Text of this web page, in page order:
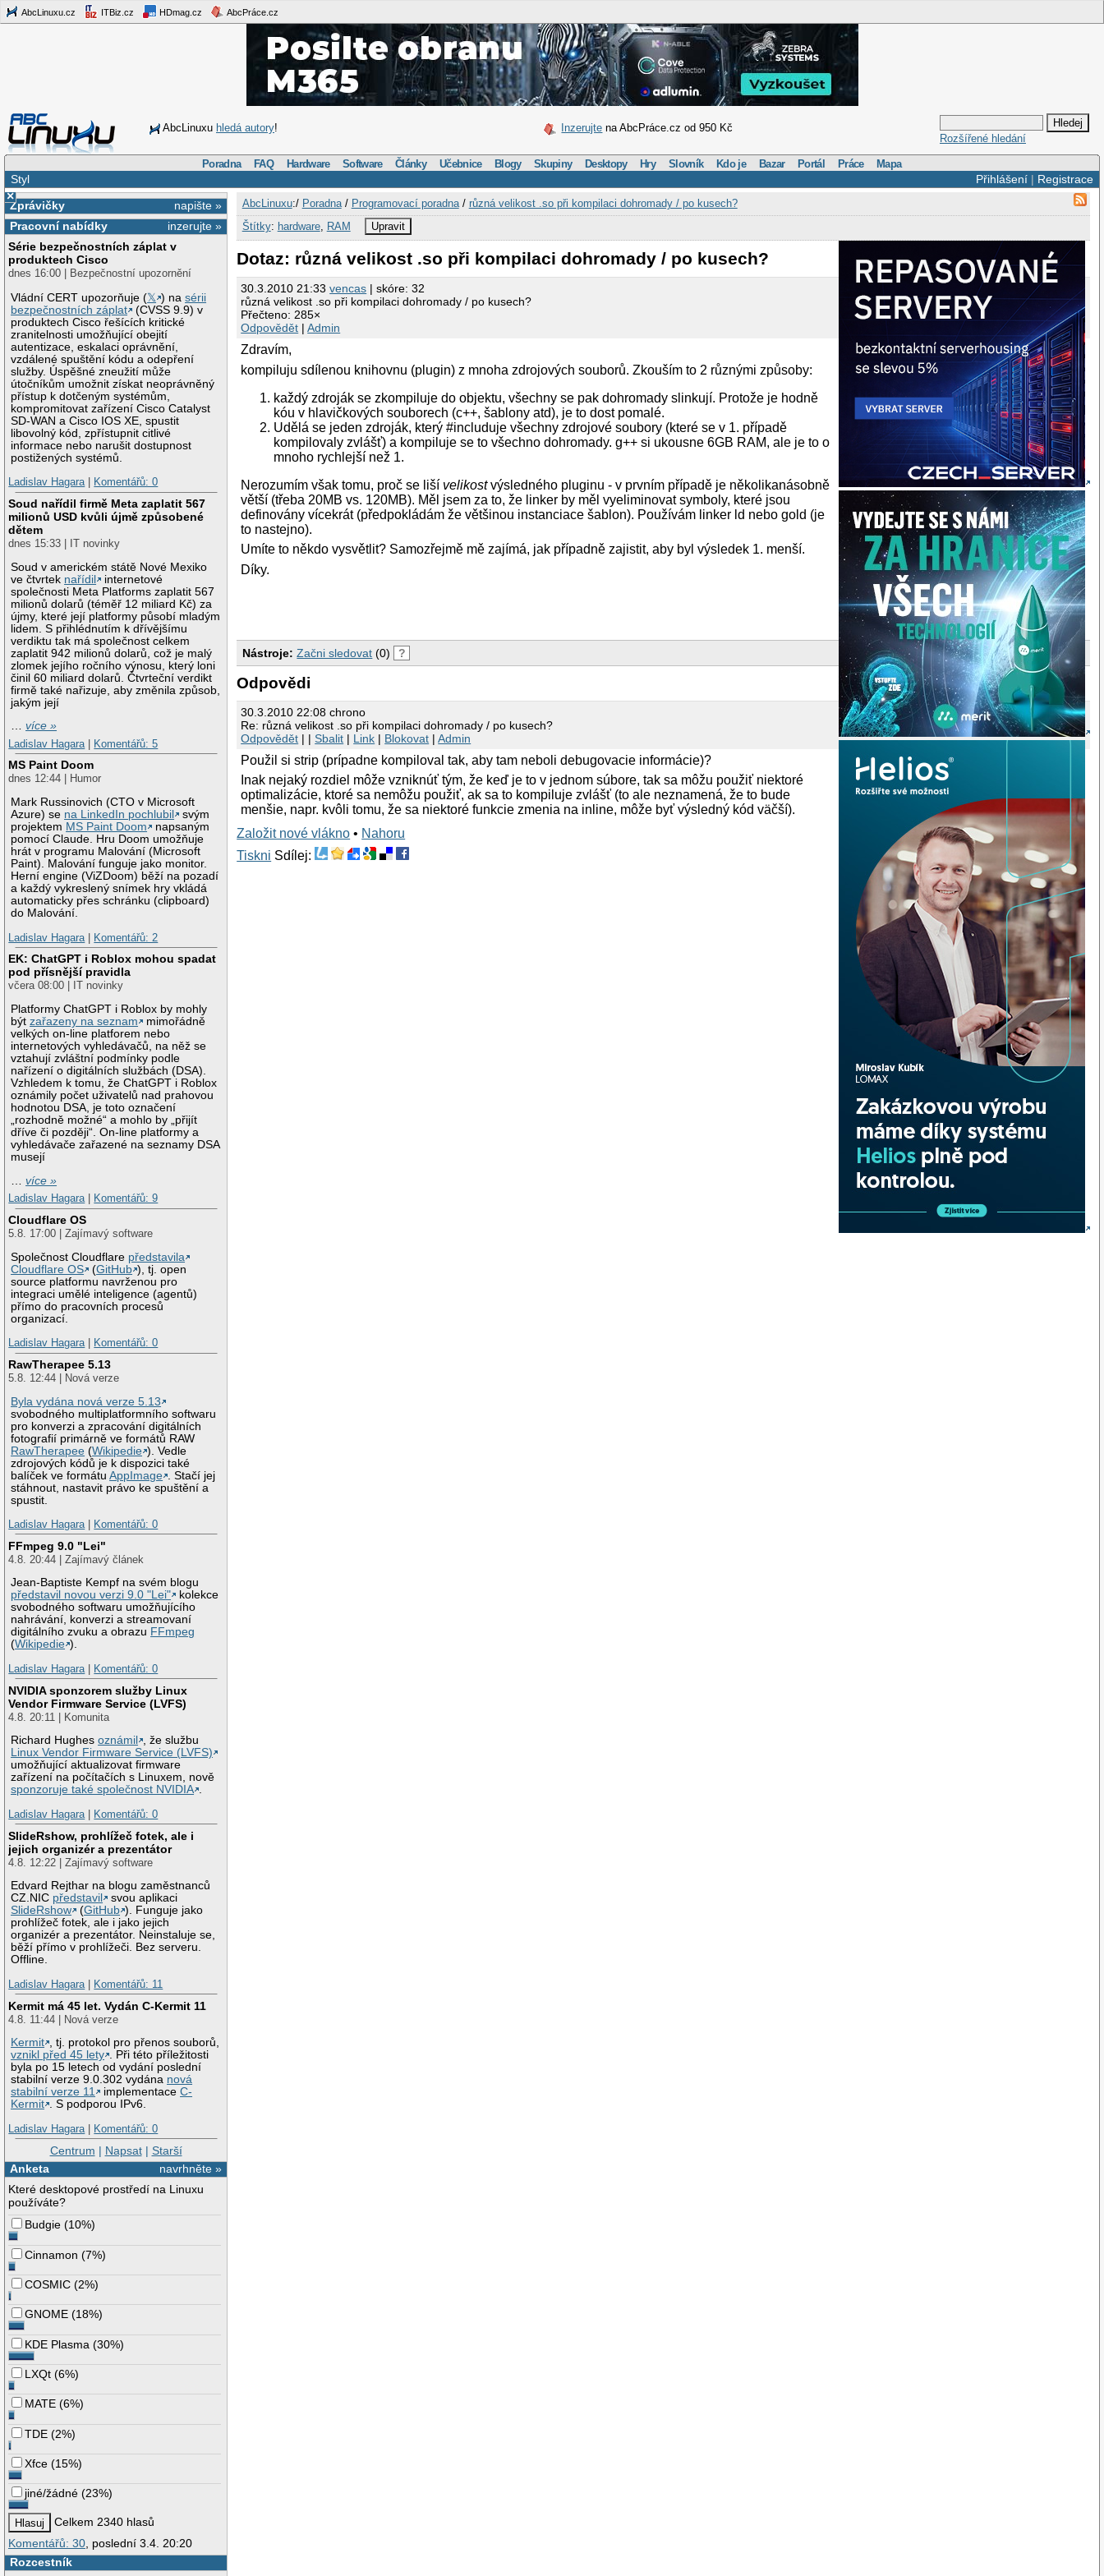
AbcLinuxu.cz ITBiz.cz HDmag.cz AbcPráce.cz
AbcLinuxu hledá autory! Inzerujte na AbcPráce.cz od 950 Kč
Rozšířené hledání
Poradna FAQ Hardware Software Články Učebnice Blogy Skupiny Desktopy Hry Slovník Kdo je Bazar Portál Práce Mapa
Přihlášení| Registrace
Styl
×
napište »
Zprávičky
inzerujte »
Pracovní nabídky
Série bezpečnostních záplat v
produktech Cisco
dnes 16:00 | Bezpečnostní upozornění
Vládní CERT upozorňuje (𝕏 ) nasérii
bezpečnostních záplat
(CVSS 9.9) v
produktech Cisco řešících kritické
zranitelnosti umožňující obejití
autentizace, eskalaci oprávnění,
vzdálené spuštění kódu a odepření
služby. Úspěšné zneužití může
útočníkům umožnit získat neoprávněný
přístup k dotčeným systémům,
kompromitovat zařízení Cisco Catalyst
SD-WAN a Cisco IOS XE, spustit
libovolný kód, zpřístupnit citlivé
informace nebo narušit dostupnost
postižených systémů.
Ladislav Hagara| Komentářů: 0
Soud nařídil firmě Meta zaplatit 567
milionů USD kvůli újmě způsobené
dětem
dnes 15:33 | IT novinky
Soud v americkém státě Nové Mexiko
ve čtvrtek nařídil
internetové
společnosti Meta Platforms zaplatit 567
milionů dolarů (téměř 12 miliard Kč) za
újmy, které její platformy působí mladým
lidem. S přihlédnutím k dřívějšímu
verdiktu tak má společnost celkem
zaplatit 942 milionů dolarů, což je malý
zlomek jejího ročního výnosu, který loni
činil 60 miliard dolarů. Čtvrteční verdikt
firmě také nařizuje, aby změnila způsob,
jakým její
…více »
Ladislav Hagara
Komentářů: 5
MS Paint Doom
dnes 12:44 | Humor
Mark Russinovich (CTO v Microsoft
Azure) se na LinkedIn pochlubil
svým
projektem MS Paint Doom
napsaným
pomocí Claude. Hru Doom umožňuje
hrát v programu Malování (Microsoft
Paint). Malování funguje jako monitor.
Herní engine (ViZDoom) běží na pozadí
a každý vykreslený snímek hry vkládá
automaticky přes schránku (clipboard)
do Malování.
Ladislav Hagara
Komentářů: 2
EK: ChatGPT i Roblox mohou spadat
pod přísnější pravidla
včera 08:00 | IT novinky
Platformy ChatGPT i Roblox by mohly
býtzařazeny na seznam
mimořádně
velkých on-line platforem nebo
internetových vyhledávačů, na něž se
vztahují zvláštní podmínky podle
nařízení o digitálních službách (DSA).
Vzhledem k tomu, že ChatGPT i Roblox
oznámily počet uživatelů nad prahovou
hodnotou DSA, je toto označení
„rozhodně možné“ a mohlo by „přijít
dříve či později“. On-line platformy a
vyhledávače zařazené na seznamy DSA
musejí
…více »
Ladislav Hagara| Komentářů: 9
Cloudflare OS
5.8. 17:00 | Zajímavý software
Společnost Cloudflare představila
Cloudflare OS
(GitHub ), tj. open
source platformu navrženou pro
integraci umělé inteligence (agentů)
přímo do pracovních procesů
organizací.
Ladislav Hagara| Komentářů: 0
RawTherapee 5.13
5.8. 12:44 | Nová verze
Byla vydána nová verze 5.13
svobodného multiplatformního softwaru
pro konverzi a zpracování digitálních
fotografií primárně ve formátů RAW
RawTherapee (Wikipedie ). Vedle
zdrojových kódů je k dispozici také
balíček ve formátuAppImage
. Stačí jej
stáhnout, nastavit právo ke spuštění a
spustit.
Ladislav Hagara| Komentářů: 0
FFmpeg 9.0 "Lei"
4.8. 20:44 | Zajímavý článek
Jean-Baptiste Kempf na svém blogu
představil novou verzi 9.0 "Lei"
kolekce
svobodného softwaru umožňujícího
nahrávání, konverzi a streamovaní
digitálního zvuku a obrazu FFmpeg
(Wikipedie ).
Ladislav Hagara| Komentářů: 0
NVIDIA sponzorem služby Linux
Vendor Firmware Service (LVFS)
4.8. 20:11 | Komunita
Richard Hughesoznámil
, že službu
Linux Vendor Firmware Service (LVFS)
umožňující aktualizovat firmware
zařízení na počítačích s Linuxem, nově
sponzoruje také společnost NVIDIA .
Ladislav Hagara| Komentářů: 0
SlideRshow, prohlížeč fotek, ale i
jejich organizér a prezentátor
4.8. 12:22 | Zajímavý software
Edvard Rejthar na blogu zaměstnanců
CZ.NIC představil
svou aplikaci
SlideRshow
(GitHub ). Funguje jako
prohlížeč fotek, ale i jako jejich
organizér a prezentátor. Neinstaluje se,
běží přímo v prohlížeči. Bez serveru.
Offline.
Ladislav Hagara| Komentářů: 11
Kermit má 45 let. Vydán C-Kermit 11
4.8. 11:44 | Nová verze
Kermit , tj. protokol pro přenos souborů,
vznikl před 45 lety . Při této příležitosti
byla po 15 letech od vydání poslední
stabilní verze 9.0.302 vydána nová
stabilní verze 11
implementaceC-
Kermit . S podporou IPv6.
Ladislav Hagara| Komentářů: 0
Centrum | Napsat| Starší
navrhněte »
Anketa
Které desktopové prostředí na Linuxu
používáte?
Budgie (10%)
Cinnamon (7%)
COSMIC (2%)
GNOME (18%)
KDE Plasma (30%)
LXQt (6%)
MATE (6%)
TDE (2%)
Xfce (15%)
jiné/žádné (23%)
Celkem 2340 hlasů
Komentářů: 30 , poslední 3.4. 20:20
Rozcestník
AbcLinuxu:/ Poradna/ Programovací poradna/ různá velikost .so při kompilaci dohromady / po kusech?
Štítky: hardware, RAM Upravit
Dotaz: různá velikost .so při kompilaci dohromady / po kusech?
30.3.2010 21:33vencas | skóre: 32
různá velikost .so při kompilaci dohromady / po kusech?
Přečteno: 285×
Odpovědět |Admin
Zdravím,
kompiluju sdílenou knihovnu (plugin) z mnoha zdrojových souborů. Zkouším to 2 různými způsoby:
každý zdroják se zkompiluje do objektu, všechny se pak dohromady slinkují. Protože je hodně
kóu v hlavičkových souborech (c++, šablony atd), je to dost pomalé.
Udělá se jeden zdroják, který #includuje všechny zdrojové soubory (které se v 1. případě
kompilovaly zvlášť) a kompiluje se to všechno dohromady. g++ si ukousne 6GB RAM, ale je to o
mnoho rychlejší než 1.
Nerozumím však tomu, proč se liší velikostvýsledného pluginu - v prvním případě je několikanásobně
větší (třeba 20MB vs. 120MB). Měl jsem za to, že linker by měl vyeliminovat symboly, které jsou
definovány vícekrát (předpokládám že většinou instanciace šablon). Používám linker ld nebo gold (je
to nastejno).
Umíte to někdo vysvětlit? Samozřejmě mě zajímá, jak případně zajistit, aby byl výsledek 1. menší.
Díky.
Nástroje: Začni sledovat (0) ?
Odpovědi
30.3.2010 22:08 chrono
Re: různá velikost .so při kompilaci dohromady / po kusech?
Odpovědět | |Sbalit | Link | Blokovat |Admin
Použil si strip (prípadne kompiloval tak, aby tam neboli debugovacie informácie)?
Inak nejaký rozdiel môže vzniknúť tým, že keď je to v jednom súbore, tak sa môžu použiť niektoré
optimalizácie, ktoré sa nemôžu použiť, ak sa to kompiluje zvlášť (to ale neznamená, že to bude
menšie, napr. kvôli tomu, že sa niektoré funkcie zmenia na inline, môže byť výsledný kód väčší).
Založit nové vlákno • Nahoru
Tiskni Sdílej: